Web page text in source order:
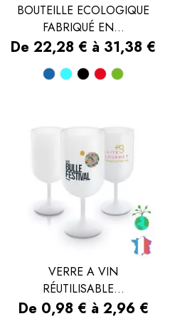
BOUTEILLE ECOLOGIQUE
FABRIQUÉ EN...
Prix
De 22,28 € à 31,38 €
BleuBleuNoirRouge
Vert
VERRE A VIN
RÉUTILISABLE...
Prix
De 0,98 € à 2,96 €